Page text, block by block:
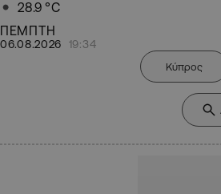
28.9 °C
ΠΕΜΠΤΗ
06.08.2026 19:34
Κύπρος